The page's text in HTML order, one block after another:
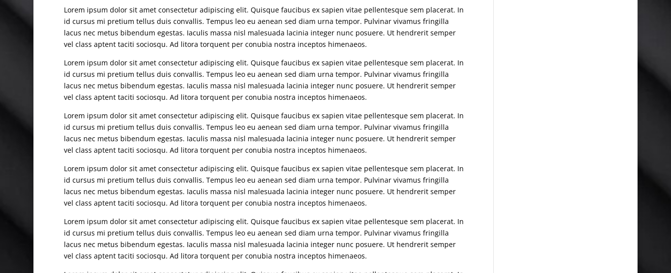
Lorem ipsum dolor sit amet consectetur adipiscing elit. Quisque faucibus ex sapien vitae pellentesque sem placerat. In
id cursus mi pretium tellus duis convallis. Tempus leo eu aenean sed diam urna tempor. Pulvinar vivamus fringilla
lacus nec metus bibendum egestas. Iaculis massa nisl malesuada lacinia integer nunc posuere. Ut hendrerit semper
vel class aptent taciti sociosqu. Ad litora torquent per conubia nostra inceptos himenaeos.
Lorem ipsum dolor sit amet consectetur adipiscing elit. Quisque faucibus ex sapien vitae pellentesque sem placerat. In
id cursus mi pretium tellus duis convallis. Tempus leo eu aenean sed diam urna tempor. Pulvinar vivamus fringilla
lacus nec metus bibendum egestas. Iaculis massa nisl malesuada lacinia integer nunc posuere. Ut hendrerit semper
vel class aptent taciti sociosqu. Ad litora torquent per conubia nostra inceptos himenaeos.
Lorem ipsum dolor sit amet consectetur adipiscing elit. Quisque faucibus ex sapien vitae pellentesque sem placerat. In
id cursus mi pretium tellus duis convallis. Tempus leo eu aenean sed diam urna tempor. Pulvinar vivamus fringilla
lacus nec metus bibendum egestas. Iaculis massa nisl malesuada lacinia integer nunc posuere. Ut hendrerit semper
vel class aptent taciti sociosqu. Ad litora torquent per conubia nostra inceptos himenaeos.
Lorem ipsum dolor sit amet consectetur adipiscing elit. Quisque faucibus ex sapien vitae pellentesque sem placerat. In
id cursus mi pretium tellus duis convallis. Tempus leo eu aenean sed diam urna tempor. Pulvinar vivamus fringilla
lacus nec metus bibendum egestas. Iaculis massa nisl malesuada lacinia integer nunc posuere. Ut hendrerit semper
vel class aptent taciti sociosqu. Ad litora torquent per conubia nostra inceptos himenaeos.
Lorem ipsum dolor sit amet consectetur adipiscing elit. Quisque faucibus ex sapien vitae pellentesque sem placerat. In
id cursus mi pretium tellus duis convallis. Tempus leo eu aenean sed diam urna tempor. Pulvinar vivamus fringilla
lacus nec metus bibendum egestas. Iaculis massa nisl malesuada lacinia integer nunc posuere. Ut hendrerit semper
vel class aptent taciti sociosqu. Ad litora torquent per conubia nostra inceptos himenaeos.